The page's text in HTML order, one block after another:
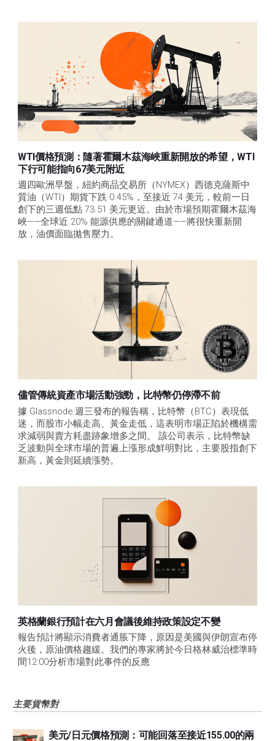
WTI價格預測：隨著霍爾木茲海峽重新開放的希望，WTI
下行可能指向67美元附近
週四歐洲早盤，紐約商品交易所（NYMEX）西德克薩斯中
質油（WTI）期貨下跌 0.45%，至接近 74 美元，較前一日
創下的三週低點 73.51 美元更近。由於市場預期霍爾木茲海
峽——全球近 20% 能源供應的關鍵通道——將很快重新開
放，油價面臨拋售壓力。
儘管傳統資產市場活動強勁，比特幣仍停滯不前
據 Glassnode 週三發布的報告稱，比特幣（BTC）表現低
迷，而股市小幅走高、黃金走低，這表明市場正陷於機構需
求減弱與賣方耗盡跡象增多之間。 該公司表示，比特幣缺
乏波動與全球市場的普遍上漲形成鮮明對比，主要股指創下
新高，黃金則延續漲勢。
英格蘭銀行預計在六月會議後維持政策設定不變
報告預計將顯示消費者通脹下降，原因是美國與伊朗宣布停
火後，原油價格趨緩。我們的專家將於今日格林威治標準時
間12:00分析市場對此事件的反應
主要貨幣對
美元/日元價格預測：可能回落至接近155.00的兩